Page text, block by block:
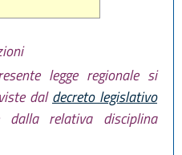
legge regionale si
daldecreto legislativo
relativa disciplina